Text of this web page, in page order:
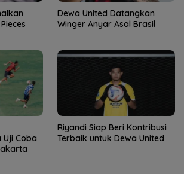
Dewa United Datangkan
Winger Anyar Asal Brasil
Coba
Riyandi Siap Beri Kontribusi
Terbaik untuk Dewa United